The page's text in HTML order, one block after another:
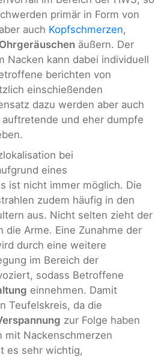
primär in Form von
auch Kopfschmerzen,
Ohrgeräuschen äußern. Der
Nacken kann dabei individuell
berichten von
einschießenden
dazu werden aber auch
und eher dumpfe
bei
eines
ist nicht immer möglich. Die
zudem häufig in den
aus. Nicht selten zieht der
die Arme. Eine Zunahme der
durch eine weitere
im Bereich der
sodass Betroffene
einnehmen. Damit
Teufelskreis, da die
zur Folge haben
mit Nackenschmerzen
es sehr wichtig,